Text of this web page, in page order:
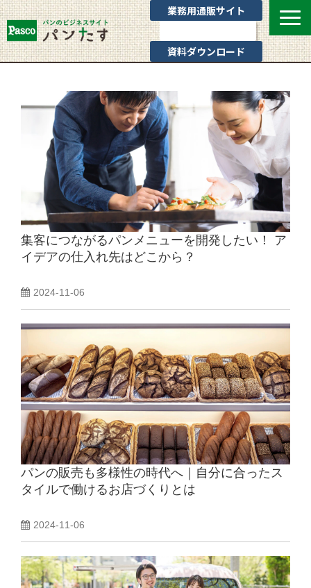
業務用通販サイト
資料ダウンロード
業態別提案
カテゴリ一覧
お役立ちブログ
Pascoのサポート
通販サイトのご案内
よくあるご質問
集客につながるパンメニューを開発したい！ ア
イデアの仕入れ先はどこから？
2024-11-06
パンの販売も多様性の時代へ｜自分に合ったス
タイルで働けるお店づくりとは
2024-11-06